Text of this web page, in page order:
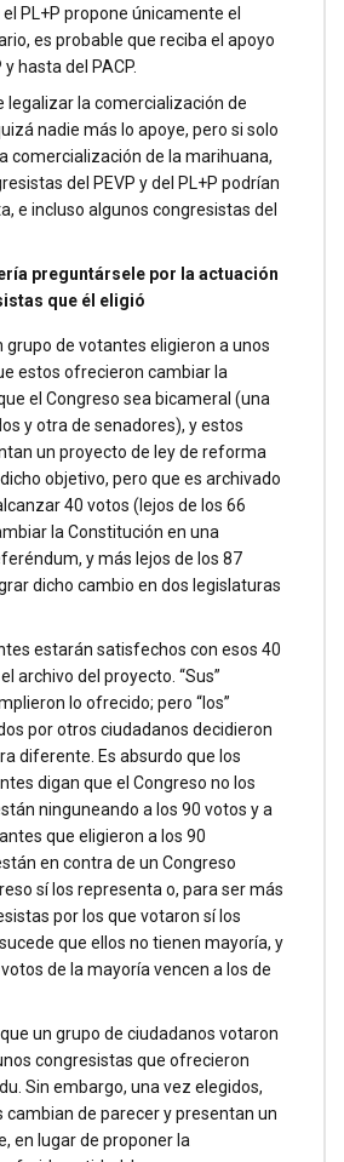
PL+P propone únicamente el
es probable que reciba el apoyo
hasta del PACP.
legalizar la comercialización de
nadie más lo apoye, pero si solo
comercialización de la marihuana,
del PEVP y del PL+P podrían
e incluso algunos congresistas del
preguntársele por la actuación
que él eligió
de votantes eligieron a unos
estos ofrecieron cambiar la
el Congreso sea bicameral (una
y otra de senadores), y estos
un proyecto de ley de reforma
objetivo, pero que es archivado
40 votos (lejos de los 66
la Constitución en una
y más lejos de los 87
dicho cambio en dos legislaturas
estarán satisfechos con esos 40
archivo del proyecto. “Sus”
lo ofrecido; pero “los”
por otros ciudadanos decidieron
diferente. Es absurdo que los
digan que el Congreso no los
ninguneando a los 90 votos y a
que eligieron a los 90
en contra de un Congreso
sí los representa o, para ser más
por los que votaron sí los
que ellos no tienen mayoría, y
de la mayoría vencen a los de
un grupo de ciudadanos votaron
congresistas que ofrecieron
Sin embargo, una vez elegidos,
cambian de parecer y presentan un
en lugar de proponer la